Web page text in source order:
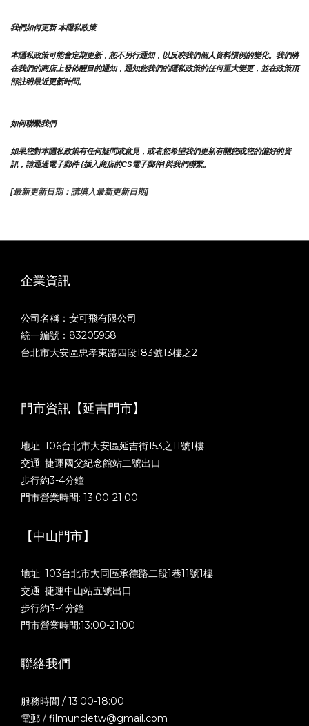
我們如何更新 本隱私政策
本隱私政策可能會定期更新，恕不另行通知，以反映我們個人資料慣例的變化。我們將
在我們的商店上發佈醒目的通知，通知您我們的隱私政策的任何重大變更，並在政策頂
部註明最近更新時間。
如何聯繫我們
如果您對本隱私政策有任何疑問或意見，或者您希望我們更新有關您或您的偏好的資
訊，請通過電子郵件 {插入商店的CS電子郵件]與我們聯繫。
[最新更新日期：請填入最新更新日期]
企業資訊
公司名稱：安可飛有限公司
統一編號：83205958
台北市大安區忠孝東路四段183號13樓之2
門市資訊【延吉門市】
地址: 106台北市大安區延吉街153之11號1樓
交通: 捷運國父紀念館站二號出口
步行約3-4分鐘
門市營業時間: 13:00-21:00
【中山門市】
地址: 103台北市大同區承德路二段1巷11號1樓
交通: 捷運中山站五號出口
步行約3-4分鐘
門市營業時間:13:00-21:00
聯絡我們
服務時間 / 13:00-18:00
電郵 / filmuncletw@gmail.com